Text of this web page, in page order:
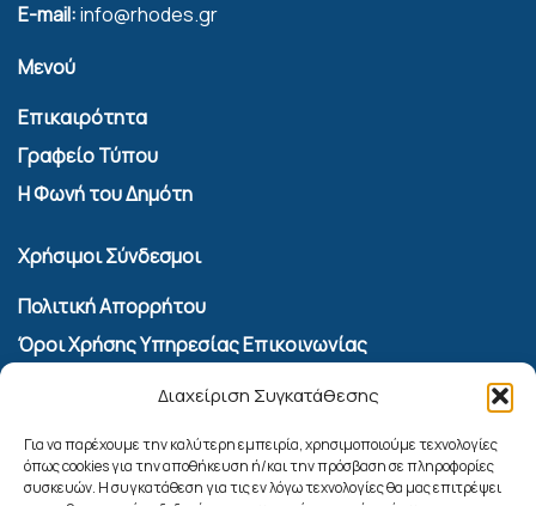
Διαχείριση Συγκατάθεσης
Για να παρέχουμε την καλύτερη εμπειρία, χρησιμοποιούμε τεχνολογίες
όπως cookies για την αποθήκευση ή/και την πρόσβαση σε πληροφορίες
συσκευών. Η συγκατάθεση για τις εν λόγω τεχνολογίες θα μας επιτρέψει
E-mail:info@rhodes.gr
Μενού
Επικαιρότητα
Γραφείο Τύπου
Η Φωνή του Δημότη
Χρήσιμοι Σύνδεσμοι
Πολιτική Απορρήτου
Όροι Χρήσης Υπηρεσίας Επικοινωνίας
Πολιτική Cookies (ΕΕ)
Αναζήτηση